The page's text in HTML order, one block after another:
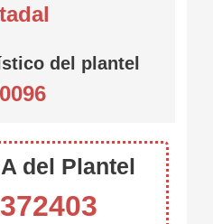
del plantel
del Plantel